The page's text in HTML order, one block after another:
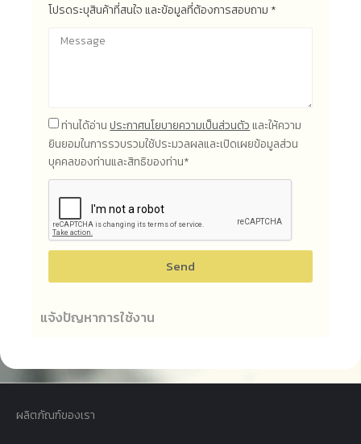
โปรดระบุสินค้าที่สนใจ และข้อมูลที่ต้องการสอบถาม *
ท่านได้อ่านประกาศนโยบายความเป็นส่วนตัวและให้ความ
ยินยอมในการรวบรวมใช้ประมวลผลและเปิดเผยข้อมูลส่วน
บุคคลของท่านและสิทธิของท่าน*
Send
แจ้งปัญหาการใช้งาน
ผลิตภัณฑ์ของเรา